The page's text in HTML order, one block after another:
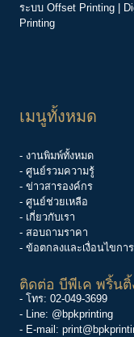
ระบบ Offset Printing
Printing
เมนูทั้งหมด
- งานพิมพ์ทั้งหมด
- ศูนย์รวมความรู้
- ข่าวสารองค์กร
- ศูนย์ช่วยเหลือ
- เกี่ยวกับเรา
- สอบถามราคา
- ข้อตกลงและเงื่อนไขกา
ติดต่อ บีพีเค พริ้นติ้
- โทร: 02-049-3699
- Line: @bpkprinting
- E-mail: